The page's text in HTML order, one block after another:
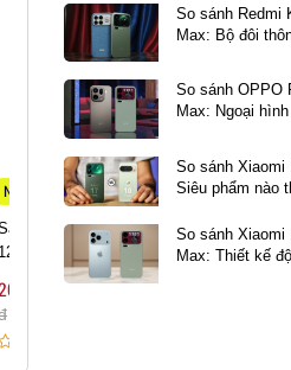
Tin đồn
HONOR Magic9 12GB|256GB
(Tin đồn - Sắp ra mắt)
19.990.000 đ
(Tin
So sánh Redmi
Max: Bộ đôi
So sánh OPPO
Max: Ngoại
So sánh Xiaomi
Siêu phẩm nào
So sánh Xiaomi
Max: Thiết kế